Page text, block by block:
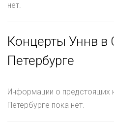
нет.
Концерты Уннв в
Петербурге
Информации о предстоящих
Петербурге пока нет.